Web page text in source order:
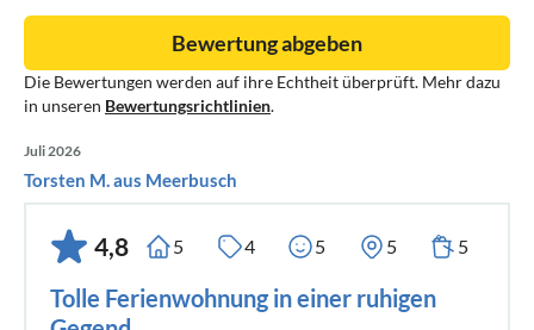
Nutzungsmöglichkeiten:
Sie möchten Ihren Urlaub gemeinsam mit Freunden oder
zwei Familien verbringen. Kein Problem. Apartments Sunce
i More sind zwei von einander getrennte Apartments mit
einem Grundstückszugang. Eine Belegung ist bis max. 8
Personen über beide Apartments möglich.
Weitere Informationen:
Unsere Gäste erhalten vor ihrer Anreise umfangreiche
nützliche Informationen mit Tipps und Hinweisen zu
Die Bewertungen werden auf ihre Echtheit überprüft. Mehr dazu
in unseren Bewertungsrichtlinien.
Bewertung abgeben
Juli 2026
Torsten M. aus Meerbusch
4,8 5 4 5 5 5
Tolle Ferienwohnung in einer ruhigen